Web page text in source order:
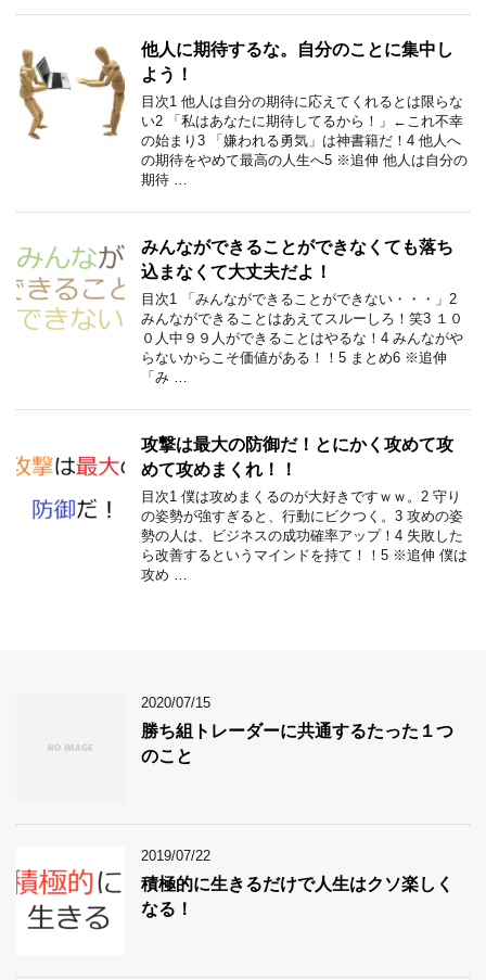
他人に期待するな。自分のことに集中し
よう！
目次1 他人は自分の期待に応えてくれるとは限らな
い2 「私はあなたに期待してるから！」←これ不幸
の始まり3 「嫌われる勇気」は神書籍だ！4 他人へ
の期待をやめて最高の人生へ5 ※追伸 他人は自分の
期待 …
みんなができることができなくても落ち
込まなくて大丈夫だよ！
目次1 「みんなができることができない・・・」2
みんなができることはあえてスルーしろ！笑3 １０
０人中９９人ができることはやるな！4 みんながや
らないからこそ価値がある！！5 まとめ6 ※追伸
「み …
攻撃は最大の防御だ！とにかく攻めて攻
めて攻めまくれ！！
目次1 僕は攻めまくるのが大好きですｗｗ。2 守り
の姿勢が強すぎると、行動にビクつく。3 攻めの姿
勢の人は、ビジネスの成功確率アップ！4 失敗した
ら改善するというマインドを持て！！5 ※追伸 僕は
攻め …
2020/07/15
勝ち組トレーダーに共通するたった１つ
のこと
2019/07/22
積極的に生きるだけで人生はクソ楽しく
なる！